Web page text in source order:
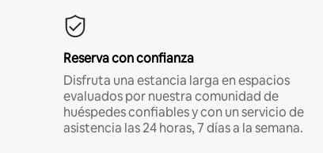
Reserva con confianza
Disfruta una estancia larga en espacios
evaluados por nuestra comunidad de
huéspedes confiables y con un servicio de
asistencia las 24 horas, 7 días a la semana.